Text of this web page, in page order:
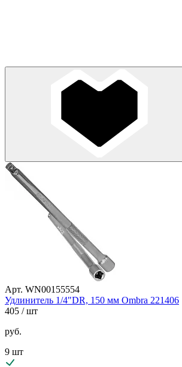
Арт. WN00155554
Удлинитель 1/4"DR, 150 мм Ombra 221406
405 / шт
руб.
9 шт